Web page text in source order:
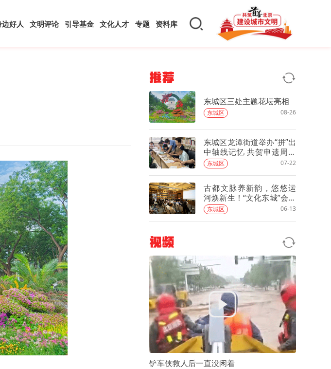
边好人 文明评论 引导基金 文化人才 专题 资料库
推荐
东城区三处主题花坛亮相
东城区 08-26
东城区龙潭街道举办“拼”出
中轴线记忆 共贺申遗周年
庆活动
东城区 07-22
古都文脉养新韵，悠悠运
河焕新生！“文化东城”会客
厅上新
东城区 06-13
视频
铲车侠救人后一直没闲着